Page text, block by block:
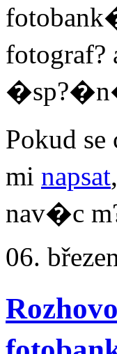
Pokud
mi napsat
nav�c
06.